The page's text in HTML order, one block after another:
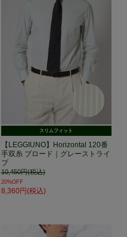
スリムフィット
【LEGGIUNO】Horizontal 120番
手双糸 ブロード｜グレーストライ
プ
10,450円(税込)
20%OFF
8,360円(税込)